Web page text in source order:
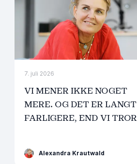
7. juli 2026
VI MENER IKKE NOGET
MERE. OG DET ER LANGT
FARLIGERE, END VI TROR
Alexandra Krautwald